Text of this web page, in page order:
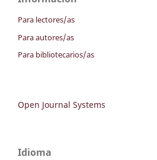
Para lectores/as
Para autores/as
Para bibliotecarios/as
Open Journal Systems
Idioma